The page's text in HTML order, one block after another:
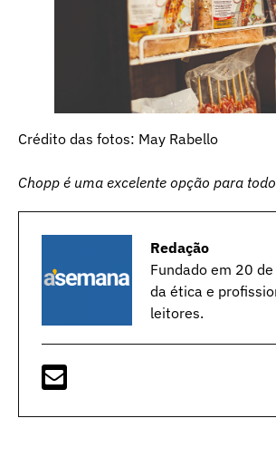
Crédito das fotos: May Rabello
Chopp é uma excelente opção para
Redação
Fundado em 20
da ética e
leitores.